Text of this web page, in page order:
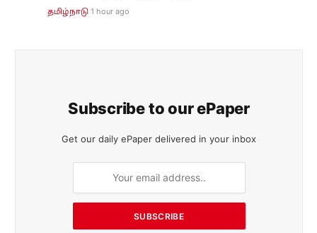
தமிழ்நாடு 1 hour ago
Subscribe to our ePaper
Get our daily ePaper delivered in your inbox
SUBSCRIBE